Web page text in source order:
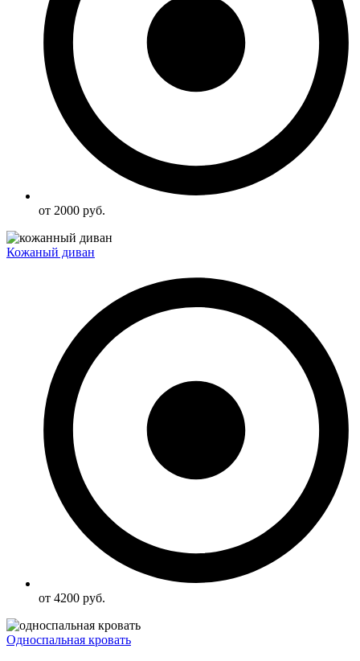
от 2000 руб.
Кожаный диван
от 4200 руб.
Односпальная кровать